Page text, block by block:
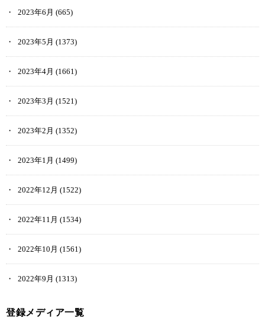
2023年6月 (665)
2023年5月 (1373)
2023年4月 (1661)
2023年3月 (1521)
2023年2月 (1352)
2023年1月 (1499)
2022年12月 (1522)
2022年11月 (1534)
2022年10月 (1561)
2022年9月 (1313)
登録メディア一覧